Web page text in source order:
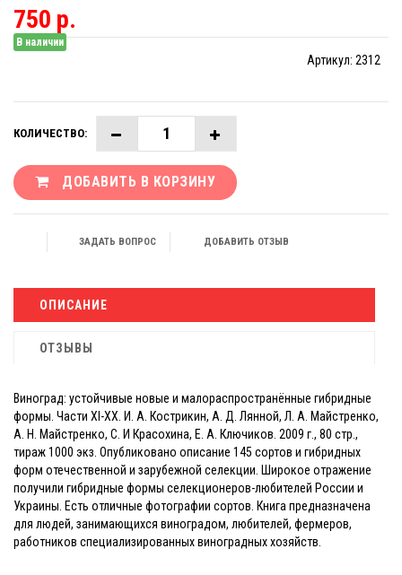
750 р.
В наличии
Артикул: 2312
КОЛИЧЕСТВО:
ДОБАВИТЬ В КОРЗИНУ
ЗАДАТЬ ВОПРОС ДОБАВИТЬ ОТЗЫВ
ОПИСАНИЕ
ОТЗЫВЫ
Виноград: устойчивые новые и малораспространённые гибридные
формы. Части XI-XX. И. А. Кострикин, А. Д. Лянной, Л. А. Майстренко,
А. Н. Майстренко, С. И Красохина, Е. А. Ключиков. 2009 г., 80 стр.,
тираж 1000 экз. Опубликовано описание 145 сортов и гибридных
форм отечественной и зарубежной селекции. Широкое отражение
получили гибридные формы селекционеров-любителей России и
Украины. Есть отличные фотографии сортов. Книга предназначена
для людей, занимающихся виноградом, любителей, фермеров,
работников специализированных виноградных хозяйств.